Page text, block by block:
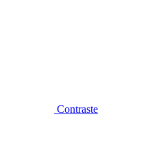
Contraste